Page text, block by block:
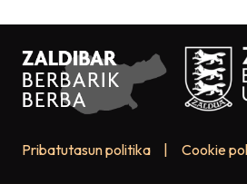
Pribatutasun politika Cookie